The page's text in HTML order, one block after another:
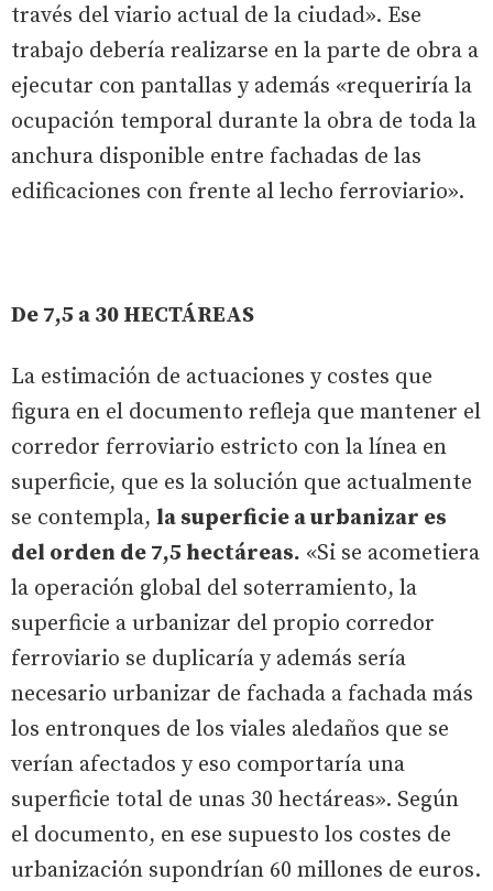
través del viario actual de la ciudad». Ese
trabajo debería realizarse en la parte de obra a
ejecutar con pantallas y además «requeriría la
ocupación temporal durante la obra de toda la
anchura disponible entre fachadas de las
edificaciones con frente al lecho ferroviario».
De 7,5 a 30 HECTÁREAS
La estimación de actuaciones y costes que
figura en el documento refleja que mantener el
corredor ferroviario estricto con la línea en
superficie, que es la solución que actualmente
se contempla, la superficie a urbanizar es
del orden de 7,5 hectáreas. «Si se acometiera
la operación global del soterramiento, la
superficie a urbanizar del propio corredor
ferroviario se duplicaría y además sería
necesario urbanizar de fachada a fachada más
los entronques de los viales aledaños que se
verían afectados y eso comportaría una
superficie total de unas 30 hectáreas». Según
el documento, en ese supuesto los costes de
urbanización supondrían 60 millones de euros.